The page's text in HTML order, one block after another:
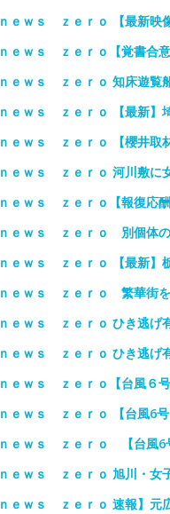
ｎｅｗｓ ｚｅｒｏ 【最新映
ｎｅｗｓ ｚｅｒｏ【覚書合
ｎｅｗｓ ｚｅｒｏ 知床遊覧
ｎｅｗｓ ｚｅｒｏ 【最新】
ｎｅｗｓ ｚｅｒｏ 【櫻井取
ｎｅｗｓ ｚｅｒｏ 河川敷に
ｎｅｗｓ ｚｅｒｏ【報復応
ｎｅｗｓ ｚｅｒｏ 別個体の
ｎｅｗｓ ｚｅｒｏ 【最新】
ｎｅｗｓ ｚｅｒｏ 繁華街
ｎｅｗｓ ｚｅｒｏ ひき逃げ
ｎｅｗｓ ｚｅｒｏ ひき逃げ
ｎｅｗｓ ｚｅｒｏ【台風６
ｎｅｗｓ ｚｅｒｏ 【台風6
ｎｅｗｓ ｚｅｒｏ 【台風6
ｎｅｗｓ ｚｅｒｏ 旭川・女
ｎｅｗｓ ｚｅｒｏ 速報】元